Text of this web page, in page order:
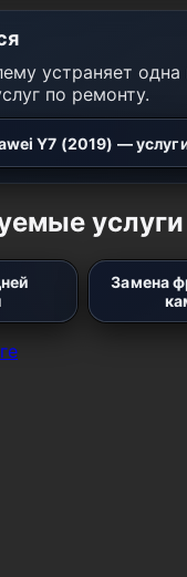
устраняет одна
по ремонту.
Y7 (2019) —
услуги
Замена